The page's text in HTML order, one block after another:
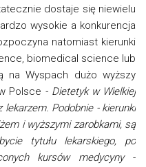
dostaje się niewielu
wysokie a konkurencja
natomiast kierunki
biomedical science lub
na Wyspach dużo wyższy
Polsce - Dietetyk w Wielkiej
Podobnie - kierunki
i wyższymi zarobkami, są
tytułu lekarskiego, po
kursów medycyny-